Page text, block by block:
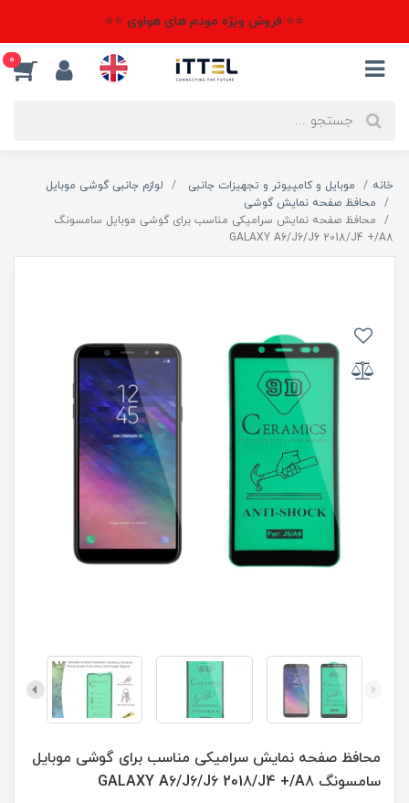
⭐⭐ فروش ویژه مودم های هواوی ⭐⭐
0
خانه موبایل و کامپیوتر و تجهیزات جانبی
لوازم جانبی گوشی موبایل
محافظ صفحه نمایش گوشی
محافظ صفحه نمایش سرامیکی مناسب برای گوشی موبایل سامسونگ
GALAXY A6/J6/J6 2018/J4 +/A8
محافظ صفحه نمایش سرامیکی مناسب برای گوشی موبایل
سامسونگ GALAXY A6/J6/J6 2018/J4 +/A8